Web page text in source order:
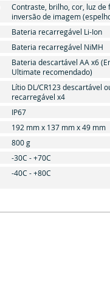
Contraste, brilho, cor, luz de
inversão de imagem
Bateria recarregável Li-Ion
Bateria recarregável NiMH
Bateria descartável AA x6
Ultimate recomendado)
Lítio DL/CR123 descartável
recarregável x4
IP67
192 mm x 137 mm x 49 mm
800 g
-30C - +70C
-40C - +80C